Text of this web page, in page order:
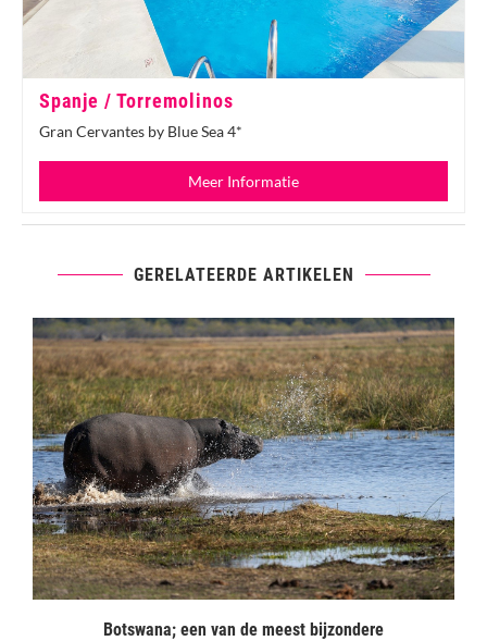
Spanje / Torremolinos
Gran Cervantes by Blue Sea 4*
Meer Informatie
GERELATEERDE ARTIKELEN
Botswana; een van de meest bijzondere